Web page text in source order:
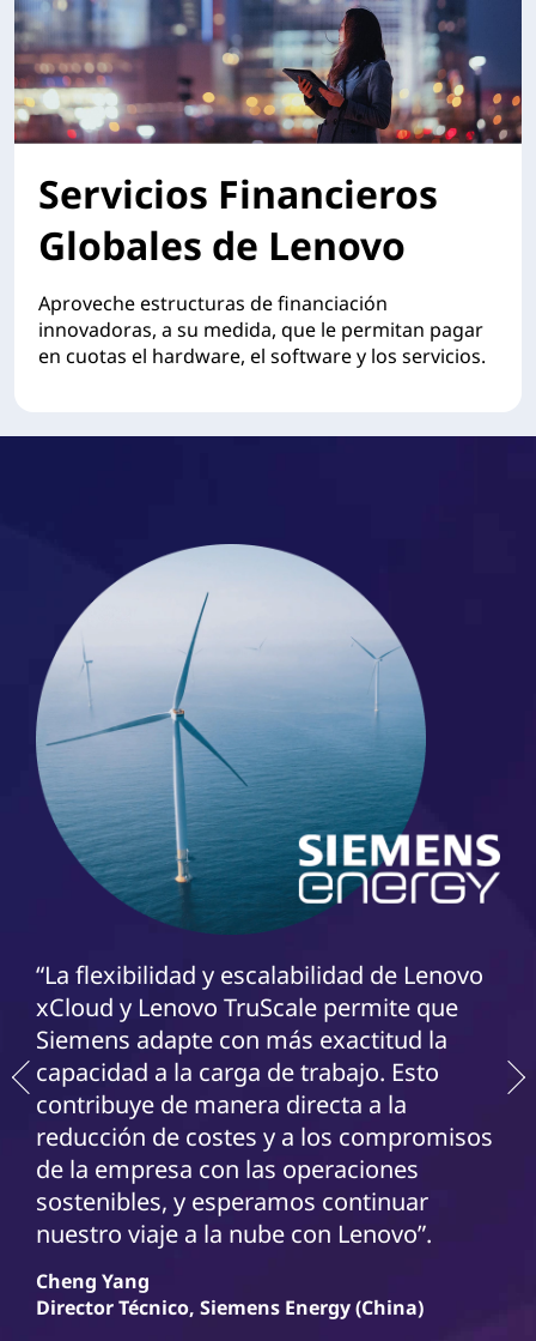
Servicios Financieros
Globales de Lenovo
Aproveche estructuras de financiación
innovadoras, a su medida, que le permitan pagar
en cuotas el hardware, el software y los servicios.
“La flexibilidad y escalabilidad de Lenovo
xCloud y Lenovo TruScale permite que
Siemens adapte con más exactitud la
capacidad a la carga de trabajo. Esto
contribuye de manera directa a la
reducción de costes y a los compromisos
de la empresa con las operaciones
sostenibles, y esperamos continuar
nuestro viaje a la nube con Lenovo”.
Cheng Yang
Director Técnico, Siemens Energy (China)